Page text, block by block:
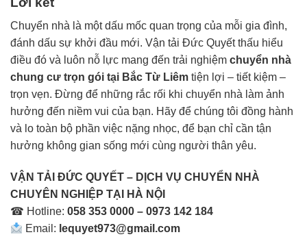
Chuyển nhà là một dấu mốc quan trọng của mỗi gia đình,
đánh dấu sự khởi đầu mới. Vận tải Đức Quyết thấu hiểu
điều đó và luôn nỗ lực mang đến trải nghiệm chuyển nhà
chung cư trọn gói tại Bắc Từ Liêm tiện lợi – tiết kiệm –
trọn vẹn. Đừng để những rắc rối khi chuyển nhà làm ảnh
hưởng đến niềm vui của bạn. Hãy để chúng tôi đồng hành
và lo toàn bộ phần việc nặng nhọc, để bạn chỉ cần tận
hưởng không gian sống mới cùng người thân yêu.
VẬN TẢI ĐỨC QUYẾT – DỊCH VỤ CHUYỂN NHÀ
CHUYÊN NGHIỆP TẠI HÀ NỘI
☎ Hotline: 058 353 0000 – 0973 142 184
Email: lequyet973@gmail.com